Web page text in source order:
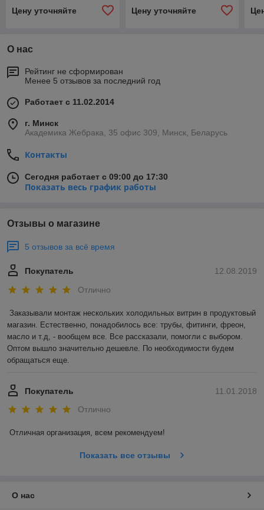
Цену уточняйте
Цену уточняйте
О нас
Рейтинг не сформирован
Менее 5 отзывов за последний год
Работает с 11.02.2014
г. Минск
Академика Жебрака, 35 офис 309, Минск, Беларусь
Контакты
Сегодня работает с 09:00 до 17:30
Показать весь график работы
Отзывы о магазине
5 отзывов за всё время
12.08.2019
Покупатель
Отлично
Заказывали монтаж нескольких холодильных витрин в продуктовый
магазин. Естественно, понадобилось все: трубы, фитинги, фреон,
масло и т.д, - вообщем все. Все рассказали, помогли с выбором.
Оптом вышло значительно дешевле. По необходимости будем
обращаться еще.
11.01.2018
Покупатель
Отлично
Отличная организация, всем рекомендуем!
Показать все отзывы
О нас